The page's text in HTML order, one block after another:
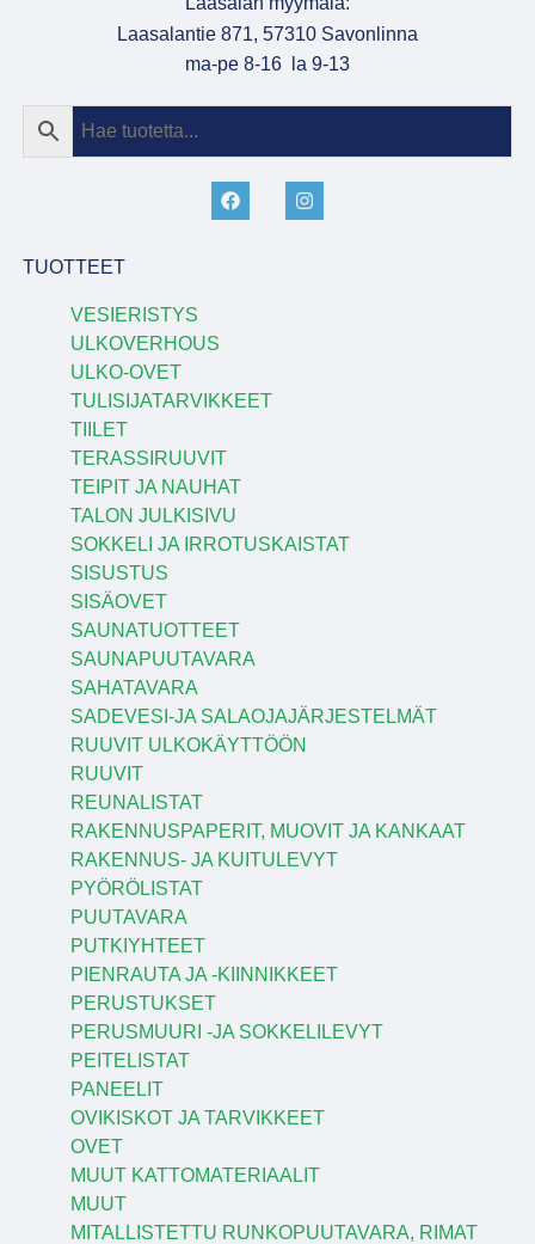
Laasalantie 871, 57310 Savonlinna
ma-pe 8-16 la 9-13
TUOTTEET
VESIERISTYS
ULKOVERHOUS
ULKO-OVET
TULISIJATARVIKKEET
TIILET
TERASSIRUUVIT
TEIPIT JA NAUHAT
TALON JULKISIVU
SOKKELI JA IRROTUSKAISTAT
SISUSTUS
SISÄOVET
SAUNATUOTTEET
SAUNAPUUTAVARA
SAHATAVARA
SADEVESI-JA SALAOJAJÄRJESTELMÄT
RUUVIT ULKOKÄYTTÖÖN
RUUVIT
REUNALISTAT
RAKENNUSPAPERIT, MUOVIT JA KANKAAT
RAKENNUS- JA KUITULEVYT
PYÖRÖLISTAT
PUUTAVARA
PUTKIYHTEET
PIENRAUTA JA -KIINNIKKEET
PERUSTUKSET
PERUSMUURI -JA SOKKELILEVYT
PEITELISTAT
PANEELIT
OVIKISKOT JA TARVIKKEET
OVET
MUUT KATTOMATERIAALIT
MUUT
MITALLISTETTU RUNKOPUUTAVARA, RIMAT